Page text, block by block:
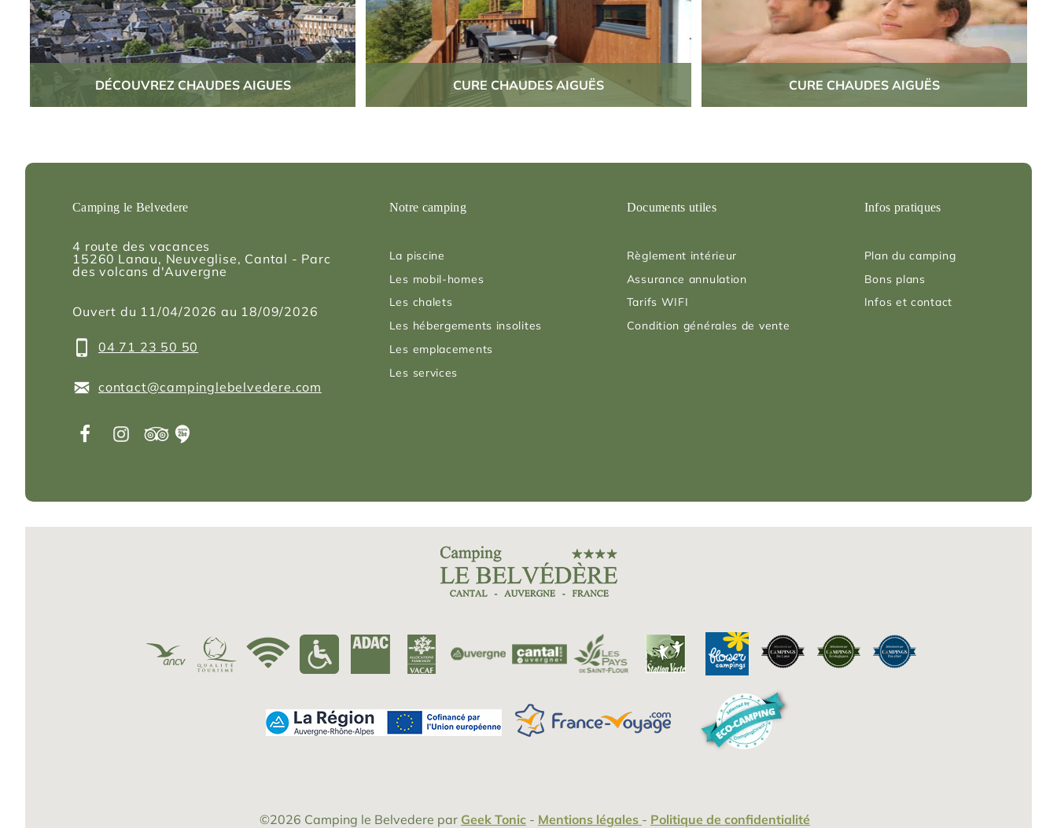
DÉCOUVREZ CHAUDES AIGUES CURE CHAUDES AIGUËS CURE CHAUDES AIGUËS
Camping le Belvedere
4 route des vacances
15260 Lanau, Neuveglise, Cantal - Parc
des volcans d'Auvergne
Ouvert du 11/04/2026 au 18/09/2026
04 71 23 50 50
contact@campinglebelvedere.com
Notre camping
La piscine
Les mobil-homes
Les chalets
Les hébergements insolites
Les emplacements
Les services
Documents utiles
Règlement intérieur
Assurance annulation
Tarifs WIFI
Condition générales de vente
Infos pratiques
Plan du camping
Bons plans
Infos et contact
©2026 Camping le Belvedere par Geek Tonic- Mentions légales - Politique de confidentialité